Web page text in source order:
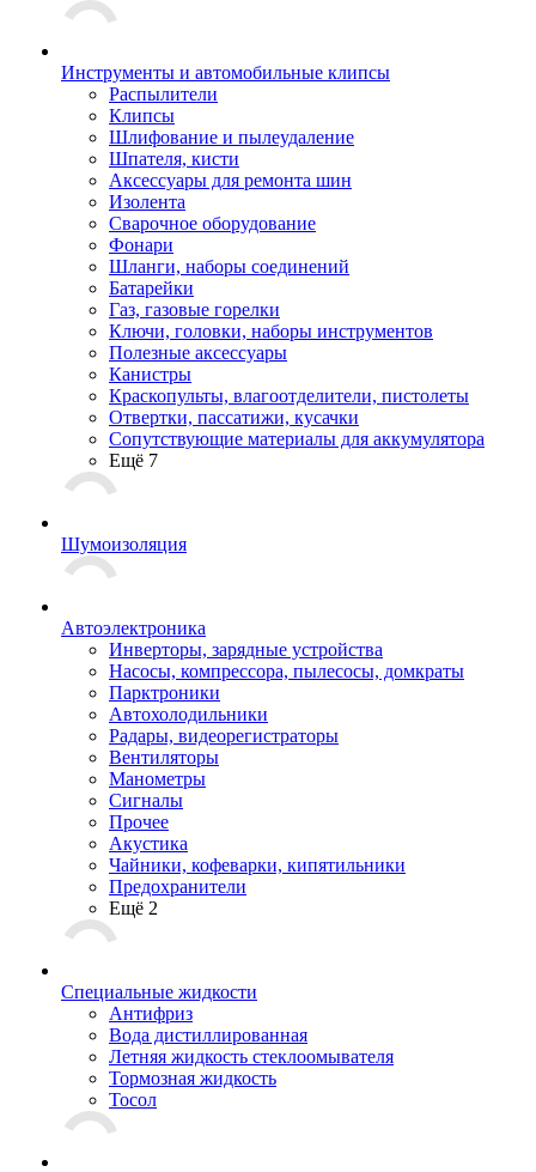
Инструменты и автомобильные клипсы
Распылители
Клипсы
Шлифование и пылеудаление
Шпателя, кисти
Аксессуары для ремонта шин
Изолента
Сварочное оборудование
Фонари
Шланги, наборы соединений
Батарейки
Газ, газовые горелки
Ключи, головки, наборы инструментов
Полезные аксессуары
Канистры
Краскопульты, влагоотделители, пистолеты
Отвертки, пассатижи, кусачки
Сопутствующие материалы для аккумулятора
Ещё 7
Шумоизоляция
Автоэлектроника
Инверторы, зарядные устройства
Насосы, компрессора, пылесосы, домкраты
Парктроники
Автохолодильники
Радары, видеорегистраторы
Вентиляторы
Манометры
Сигналы
Прочее
Акустика
Чайники, кофеварки, кипятильники
Предохранители
Ещё 2
Специальные жидкости
Антифриз
Вода дистиллированная
Летняя жидкость стеклоомывателя
Тормозная жидкость
Тосол